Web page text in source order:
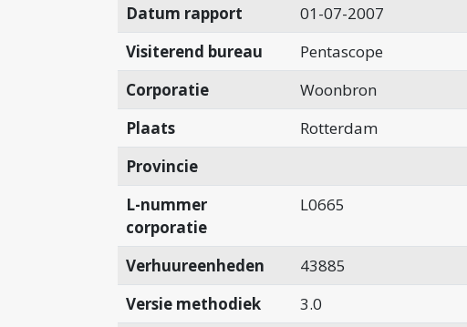
Datum rapport
01-07-2007
Visiterend bureau
Pentascope
Corporatie
Woonbron
Plaats
Rotterdam
Provincie
L-nummer
corporatie
L0665
Verhuureenheden
43885
Versie methodiek
3.0